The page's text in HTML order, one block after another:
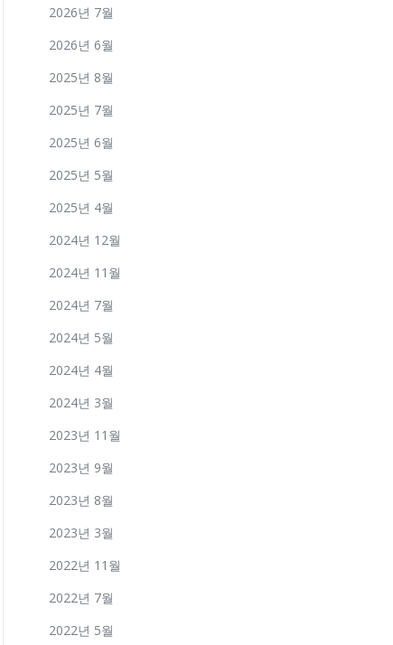
2026년 7월
2026년 6월
2025년 8월
2025년 7월
2025년 6월
2025년 5월
2025년 4월
2024년 12월
2024년 11월
2024년 7월
2024년 5월
2024년 4월
2024년 3월
2023년 11월
2023년 9월
2023년 8월
2023년 3월
2022년 11월
2022년 7월
2022년 5월